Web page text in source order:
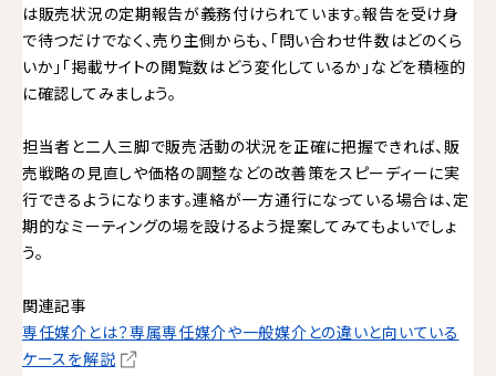
は販売状況の定期報告が義務付けられています。報告を受け身
で待つだけでなく、売り主側からも、「問い合わせ件数はどのくら
いか」「掲載サイトの閲覧数はどう変化しているか」などを積極的
に確認してみましょう。
担当者と二人三脚で販売活動の状況を正確に把握できれば、販
売戦略の見直しや価格の調整などの改善策をスピーディーに実
行できるようになります。連絡が一方通行になっている場合は、定
期的なミーティングの場を設けるよう提案してみてもよいでしょ
う。
関連記事
専任媒介とは？専属専任媒介や一般媒介との違いと向いている
ケースを解説